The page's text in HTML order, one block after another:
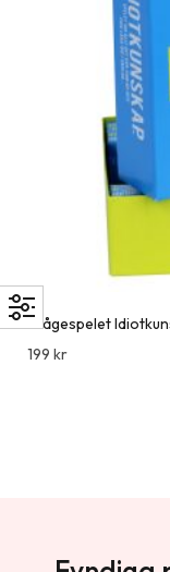
Frågespelet
199 kr